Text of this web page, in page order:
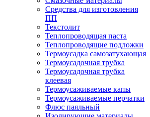
Средства для изготовления
ПП
Текстолит
Теплопроводящая паста
Теплопроводящие подложки
Термоусадка самозатухающая
Термоусадочная трубка
Термоусадочная трубка
клеевая
Термоусаживаемые капы
Термоусаживаемые перчатки
Флюс паяльный